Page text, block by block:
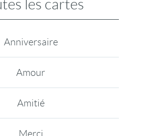
les cartes
Anniversaire
Amour
Amitié
Merci